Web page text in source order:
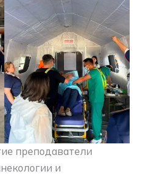
преподаватели
и